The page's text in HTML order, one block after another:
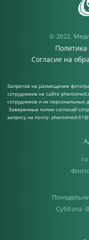
© 2022.
Согласие на
Запретов на размещение
сотрудников на сайте
сотрудников и их персональные
Заверенные копии согласий
запросу на почту: phenixmed-
Суббота -